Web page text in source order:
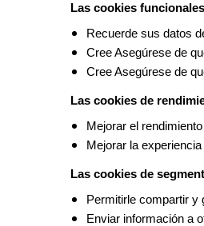
Las cookies
Recuerde sus datos
Cree Asegúrese de
Cree Asegúrese de
Las cookies de
Mejorar el
Mejorar la
Las cookies de
Permitirle compartir y
Enviar información a